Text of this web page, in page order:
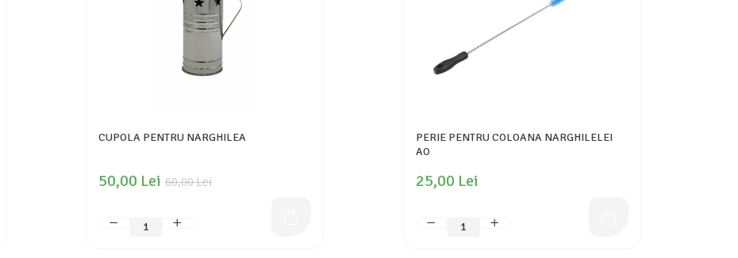
CUPOLA PENTRU NARGHILEA
60,00 Lei
50,00 Lei
PERIE PENTRU COLOANA NARGHILELEI
AO
25,00 Lei